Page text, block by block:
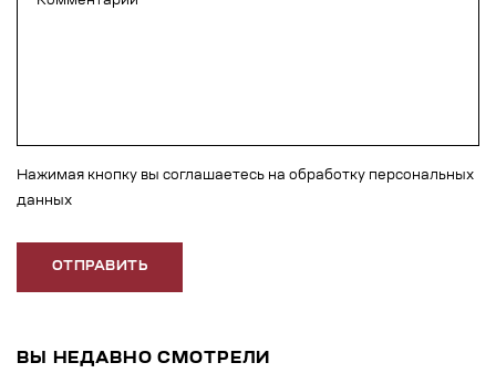
Нажимая кнопку вы соглашаетесь на обработку персональных
данных
ОТПРАВИТЬ
ВЫ НЕДАВНО СМОТРЕЛИ